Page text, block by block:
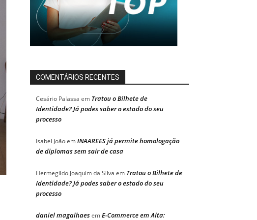
COMENTÁRIOS RECENTES
Cesário Palassa em Tratou o Bilhete de
Identidade? Já podes saber o estado do seu
processo
Isabel JoãoemINAAREES já permite homologação
de diplomas sem sair de casa
Hermegildo Joaquim da Silva em Tratou o Bilhete de
Identidade? Já podes saber o estado do seu
processo
daniel magalhaesemE-Commerce em Alta: